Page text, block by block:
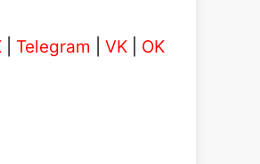
Telegram VK OK